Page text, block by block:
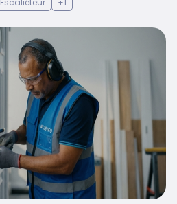
Escaliéteur +1